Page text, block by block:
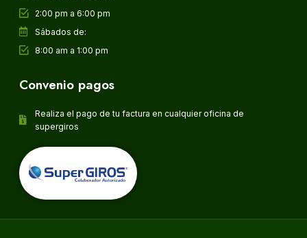
2:00 pm a 6:00 pm
Sábados de:
8:00 am a 1:00 pm
Convenio pagos
Realiza el pago de tu factura en cualquier oficina de
supergiros